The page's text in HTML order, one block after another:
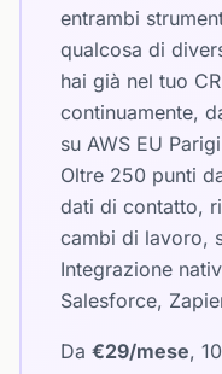
entrambi
qualcosa di
hai già nel tuo
continuamente,
su AWS EU
Oltre 250 punti
dati di contatto,
cambi di lavoro,
Integrazione
Salesforce,
Da €29/mese,